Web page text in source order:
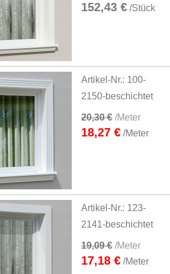
152,43 € /Stück
Artikel-Nr.: 100-
2150-beschichtet
20,30 € /Meter
18,27 € /Meter
Artikel-Nr.: 123-
2141-beschichtet
19,09 € /Meter
17,18 € /Meter